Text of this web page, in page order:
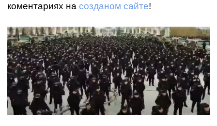
коментариях на созданом сайте!